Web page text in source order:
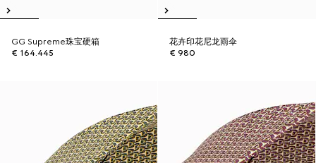
GG Supreme珠宝硬箱
€ 164.445
花卉印花尼龙雨伞
€ 980